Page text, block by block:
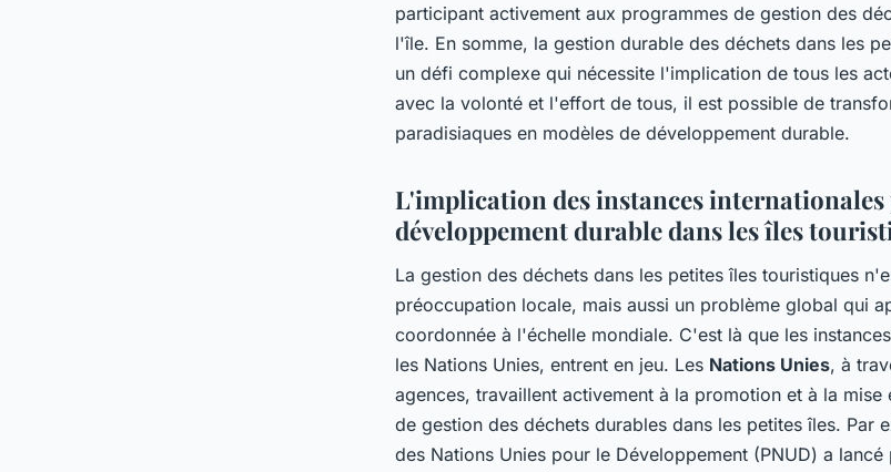
participant activement aux programmes de gestion des
l'île. En somme, la gestion durable des déchets dans les
un défi complexe qui nécessite l'implication de tous les
avec la volonté et l'effort de tous, il est possible de
paradisiaques en modèles de développement durable.
L'implication des instances
développement durable dans les îles
La gestion des déchets dans les petites îles touristiques
préoccupation locale, mais aussi un problème global qui
coordonnée à l'échelle mondiale. C'est là que les
les Nations Unies, entrent en jeu. Les Nations Unies, à
agences, travaillent activement à la promotion et à la
de gestion des déchets durables dans les petites îles. Par
des Nations Unies pour le Développement (PNUD) a lancé